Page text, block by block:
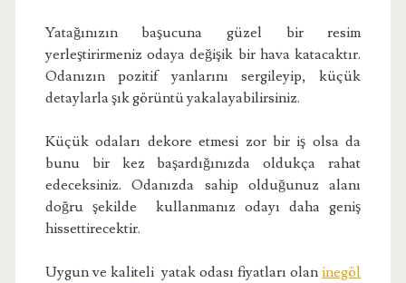
Yatağınızın başucuna güzel bir resim
yerleştirirmeniz odaya değişik bir hava katacaktır.
Odanızın pozitif yanlarını sergileyip, küçük
detaylarla şık görüntü yakalayabilirsiniz.
Küçük odaları dekore etmesi zor bir iş olsa da
bunu bir kez başardığınızda oldukça rahat
edeceksiniz. Odanızda sahip olduğunuz alanı
doğru şekilde kullanmanız odayı daha geniş
hissettirecektir.
Uygun ve kaliteli yatak odası fiyatları olaninegöl